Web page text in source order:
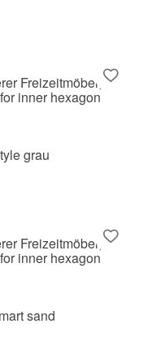
grau
sand